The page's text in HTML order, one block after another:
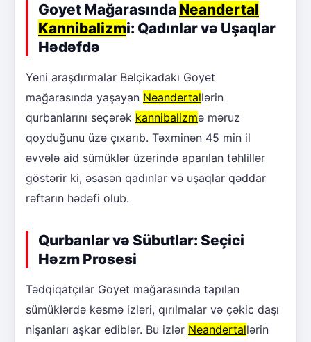
Goyet Mağarasında Neandertal
Kannibalizmi: Qadınlar və Uşaqlar
Hədəfdə
Yeni araşdırmalar Belçikadakı Goyet
mağarasında yaşayan Neandertallərin
qurbanlarını seçərək kannibalizmə məruz
qoyduğunu üzə çıxarıb. Təxminən 45 min il
əvvələ aid sümüklər üzərində aparılan təhlillər
göstərir ki, əsasən qadınlar və uşaqlar qəddar
rəftarın hədəfi olub.
Qurbanlar və Sübutlar: Seçici
Həzm Prosesi
Tədqiqatçılar Goyet mağarasında tapılan
sümüklərdə kəsmə izləri, qırılmalar və çəkic daşı
nişanları aşkar ediblər. Bu izlər Neandertallərin